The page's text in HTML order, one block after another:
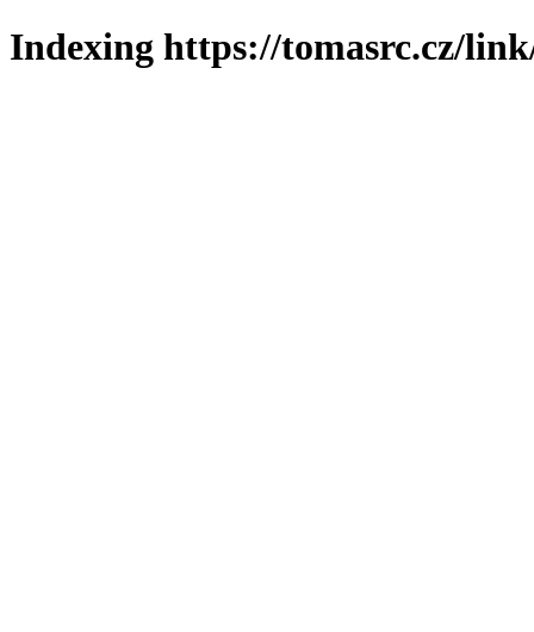
Indexing https://tomasrc.cz/